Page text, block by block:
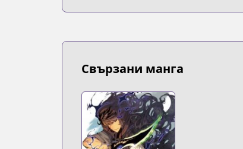
Свързани манга